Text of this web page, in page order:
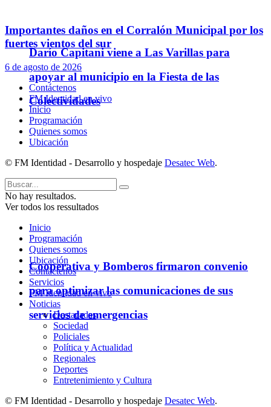
Darío Capitani viene a Las Varillas para
apoyar al municipio en la Fiesta de las
Colectividades
Cooperativa y Bomberos firmaron convenio
para optimizar las comunicaciones de sus
servicios de emergencias
Importantes daños en el Corralón Municipal por los
fuertes vientos del sur
6 de agosto de 2026
Contáctenos
FM Identidad en vivo
Inicio
Programación
Quienes somos
Ubicación
© FM Identidad - Desarrollo y hospedaje Desatec Web.
No hay resultados.
Ver todos los ressultados
Inicio
Programación
Quienes somos
Ubicación
Contáctenos
Servicios
FM Identidad en vivo
Noticias
Destacadas
Sociedad
Policiales
Política y Actualidad
Regionales
Deportes
Entretenimiento y Cultura
© FM Identidad - Desarrollo y hospedaje Desatec Web.